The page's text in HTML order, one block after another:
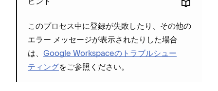
ヒント
このプロセス中に登録が失敗したり⁠、その他の
エラ⁠ー メ⁠ッセ⁠ージが表示されたりした場合
は⁠、 Google Workspaceのトラブルシ⁠ュ⁠ー
テ⁠ィングをご参照ください⁠。